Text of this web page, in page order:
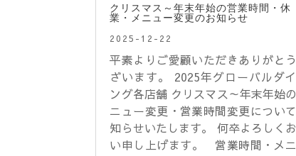
クリスマス～年末年始の営業時間・休
業・メニュー変更のお知らせ
2025-12-22
平素よりご愛顧いただきありがと
ざいます。 2025年グローバルダ
ング各店舗 クリスマス～年末年始
ニュー変更・営業時間変更につい
知らせいたします。 何卒よろしく
い申し上げます。 営業時間・メ